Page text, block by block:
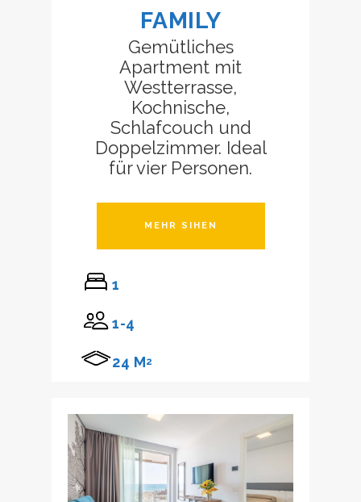
FAMILY
Gemütliches
Apartment mit
Westterrasse,
Kochnische,
Schlafcouch und
Doppelzimmer. Ideal
für vier Personen.
MEHR SIHEN
1
1-4
24 M2